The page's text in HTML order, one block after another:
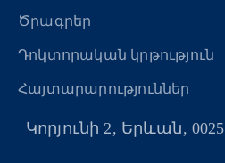
Ծրագրեր
Դոկտորական կրթություն
Հայտարարություններ
Կորյունի 2, Երևան, 0025